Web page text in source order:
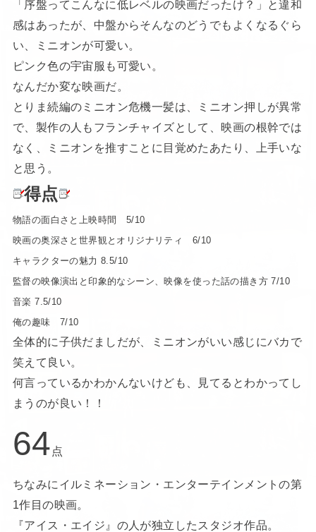
「序盤ってこんなに低レベルの映画だったけ？」と違和
感はあったが、中盤からそんなのどうでもよくなるぐら
い、ミニオンが可愛い。
ピンク色の宇宙服も可愛い。
なんだか変な映画だ。
とりま続編のミニオン危機一髪は、ミニオン押しが異常
で、製作の人もフランチャイズとして、映画の根幹では
なく、ミニオンを推すことに目覚めたあたり、上手いな
と思う。
得点
物語の面白さと上映時間 5/10
映画の奥深さと世界観とオリジナリティ 6/10
キャラクターの魅力 8.5/10
監督の映像演出と印象的なシーン、映像を使った話の描き方 7/10
音楽 7.5/10
俺の趣味 7/10
全体的に子供だましだが、ミニオンがいい感じにバカで
笑えて良い。
何言っているかわかんないけども、見てるとわかってし
まうのが良い！！
64 点
ちなみにイルミネーション・エンターテインメントの第
1作目の映画。
『アイス・エイジ』の人が独立したスタジオ作品。